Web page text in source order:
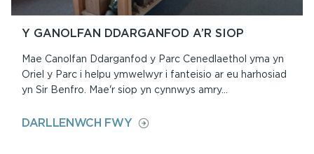
Y GANOLFAN DDARGANFOD A’R SIOP
Mae Canolfan Ddarganfod y Parc Cenedlaethol yma yn
Oriel y Parc i helpu ymwelwyr i fanteisio ar eu harhosiad
yn Sir Benfro. Mae'r siop yn cynnwys amry...
DARLLENWCH FWYON